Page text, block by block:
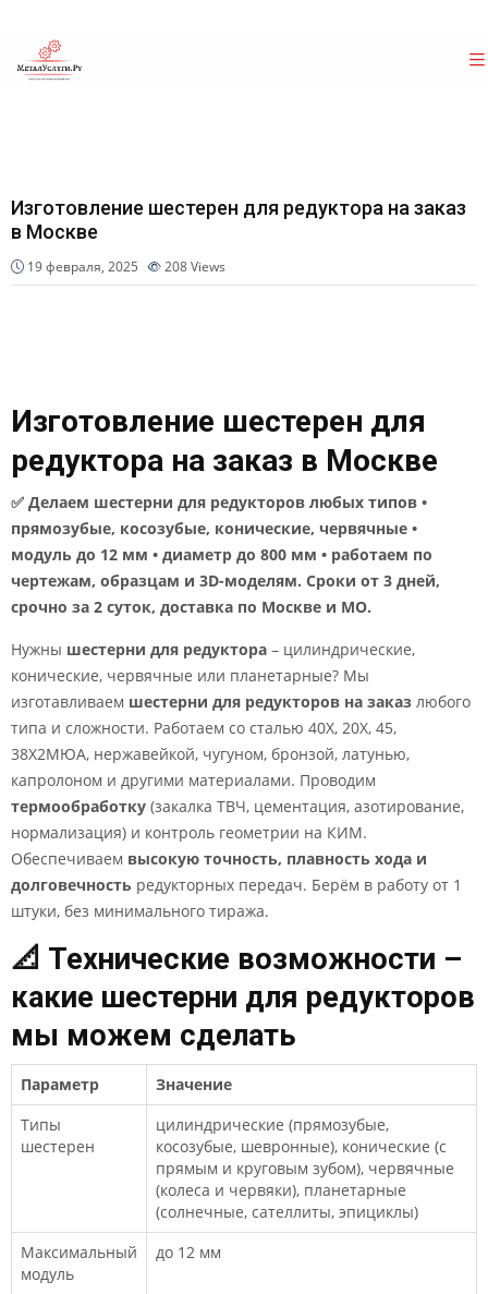
Изготовление шестерен для редуктора на заказ
в Москве
19 февраля, 2025 208Views
Изготовление шестерен для
редуктора на заказ в Москве
✅ Делаем шестерни для редукторов любых типов •
прямозубые, косозубые, конические, червячные •
модуль до 12 мм • диаметр до 800 мм • работаем по
чертежам, образцам и 3D-моделям. Сроки от 3 дней,
срочно за 2 суток, доставка по Москве и МО.
Нужны шестерни для редуктора – цилиндрические,
конические, червячные или планетарные? Мы
изготавливаем шестерни для редукторов на заказ любого
типа и сложности. Работаем со сталью 40Х, 20Х, 45,
38Х2МЮА, нержавейкой, чугуном, бронзой, латунью,
капролоном и другими материалами. Проводим
термообработку (закалка ТВЧ, цементация, азотирование,
нормализация) и контроль геометрии на КИМ.
Обеспечиваем высокую точность, плавность хода и
долговечность редукторных передач. Берём в работу от 1
штуки, без минимального тиража.
📐 Технические возможности –
какие шестерни для редукторов
мы можем сделать
Параметр
Значение
Типы
шестерен
цилиндрические (прямозубые,
косозубые, шевронные), конические (с
прямым и круговым зубом), червячные
(колеса и червяки), планетарные
(солнечные, сателлиты, эпициклы)
Максимальный
модуль
до 12 мм